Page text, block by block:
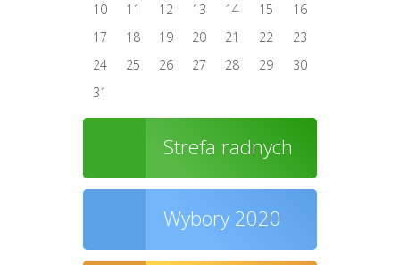
10
11 12 13 14 15
16
17
18 19 20 21 22
23
24
25 26 27 28 29
30
31
Strefa radnych
Wybory 2020